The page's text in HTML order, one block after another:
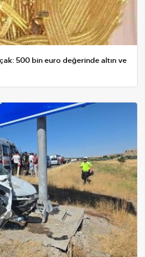
500 bin euro değerinde altın ve